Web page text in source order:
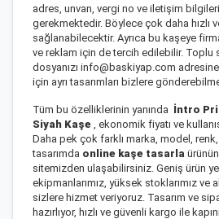
adres, unvan, vergi no ve iletişim
gerekmektedir. Böylece çok daha hızlı
sağlanabilecektir. Ayrıca bu kaşeye
ve reklam için de tercih edilebilir. Toplu
dosyanızı info@baskiyap.com
için ayrı tasarımları bizlere
Tüm bu özelliklerinin yanında İntro
Siyah Kaşe , ekonomik fiyatı ve
Daha pek çok farklı marka, model, renk,
tasarımda online kaşe tasarla
sitemizden ulaşabilirsiniz. Geniş ürün
ekipmanlarımız, yüksek stoklarımız ve
sizlere hizmet veriyoruz. Tasarım ve
hazırlıyor, hızlı ve güvenli kargo ile